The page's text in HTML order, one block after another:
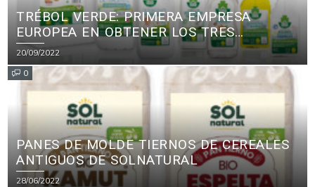
TRÉBOL VERDE: PRIMERA EMPRESA
EUROPEA EN OBTENER LOS TRES
PRINCIPALES CERTIFICADOS ECOLÓGICOS
PARA PRODUCTOS DE LIMPIEZA
20/09/2022
0
PANES DE MOLDE TIERNOS DE CEREALES
ANTIGUOS DE SOLNATURAL
28/06/2022